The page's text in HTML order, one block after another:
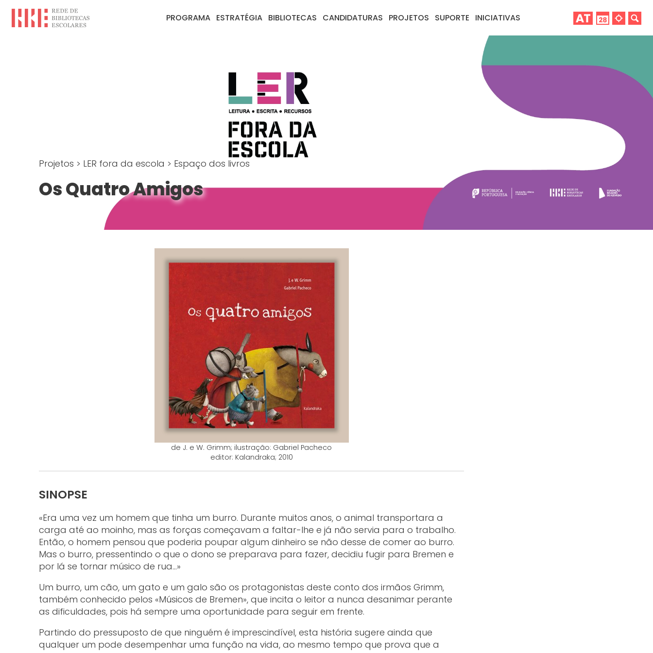
PROGRAMA ESTRATÉGIA BIBLIOTECAS CANDIDATURAS PROJETOS SUPORTE INICIATIVAS
Projetos > LER fora da escola > Espaço dos livros
Os Quatro Amigos
de J. e W. Grimm; ilustração: Gabriel Pacheco
editor: Kalandraka; 2010
SINOPSE
«Era uma vez um homem que tinha um burro. Durante muitos anos, o animal transportara a
carga até ao moinho, mas as forças começavam a faltar-lhe e já não servia para o trabalho.
Então, o homem pensou que poderia poupar algum dinheiro se não desse de comer ao burro.
Mas o burro, pressentindo o que o dono se preparava para fazer, decidiu fugir para Bremen e
por lá se tornar músico de rua…»
Um burro, um cão, um gato e um galo são os protagonistas deste conto dos irmãos Grimm,
também conhecido pelos «Músicos de Bremen», que incita o leitor a nunca desanimar perante
as dificuldades, pois há sempre uma oportunidade para seguir em frente.
Partindo do pressuposto de que ninguém é imprescindível, esta história sugere ainda que
qualquer um pode desempenhar uma função na vida, ao mesmo tempo que prova que a